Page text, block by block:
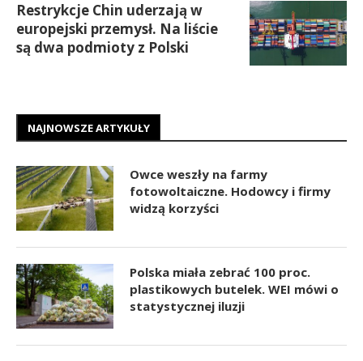
Restrykcje Chin uderzają w
europejski przemysł. Na liście
są dwa podmioty z Polski
NAJNOWSZE ARTYKUŁY
Owce weszły na farmy
fotowoltaiczne. Hodowcy i firmy
widzą korzyści
Polska miała zebrać 100 proc.
plastikowych butelek. WEI mówi o
statystycznej iluzji